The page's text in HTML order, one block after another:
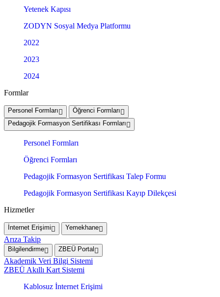
Yetenek Kapısı
ZODYN Sosyal Medya Platformu
2022
2023
2024
Formlar
Personel Formları
Öğrenci Formları
Pedagojik Formasyon Sertifikası Formları
Personel Formları
Öğrenci Formları
Pedagojik Formasyon Sertifikası Talep Formu
Pedagojik Formasyon Sertifikası Kayıp Dilekçesi
Hizmetler
İnternet Erişimi Yemekhane
Arıza Takip
Bilgilendirme ZBEÜ Portal
Akademik Veri Bilgi Sistemi
ZBEÜ Akıllı Kart Sistemi
Kablosuz İnternet Erişimi